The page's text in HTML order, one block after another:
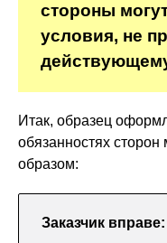
стороны
условия, не
Итак, образец
обязанностях
образом:
Заказчик вправе: